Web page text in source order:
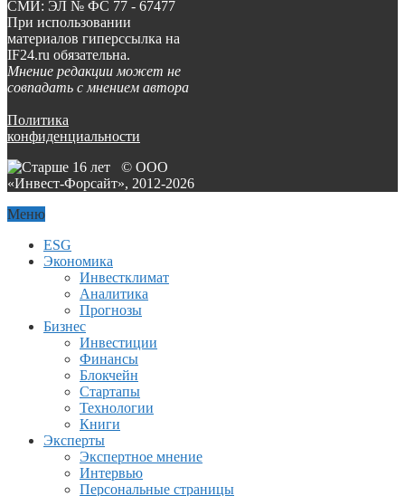
СМИ: ЭЛ № ФС 77 - 67477
При использовании
материалов гиперссылка на
IF24.ru обязательна.
Мнение редакции может не
совпадать с мнением автора
Политика
конфиденциальности
© ООО
«Инвест-Форсайт», 2012-2026
Меню
ESG
Экономика
Инвестклимат
Аналитика
Прогнозы
Бизнес
Инвестиции
Финансы
Блокчейн
Стартапы
Технологии
Книги
Эксперты
Экспертное мнение
Интервью
Персональные страницы